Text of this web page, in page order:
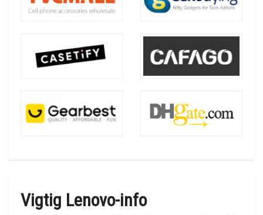
Vigtig Lenovo-info